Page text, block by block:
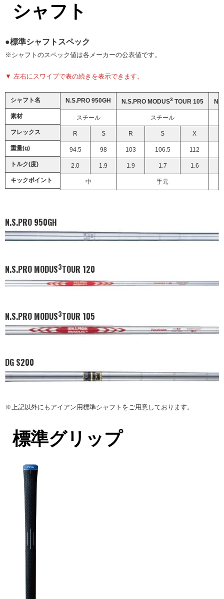
シャフト
●標準シャフトスペック
※シャフトのスペック値は各メーカーの公表値です。
▼ 左右にスワイプで表の続きを表示できます。
N.S.PRO 950GH N.S.PRO MODUS3 TOUR 105
スチール スチール
R S R S X
94.5 98 103 106.5 112
2.0 1.9 1.9 1.7 1.6
中 手元
シャフト名
素材
フレックス
重量(g)
トルク(度)
キックポイント
N.S.PRO 950GH
N.S.PRO MODUS3TOUR 120
N.S.PRO MODUS3TOUR 105
DG S200
※上記以外にもアイアン用標準シャフトをご用意しております。
標準グリップ